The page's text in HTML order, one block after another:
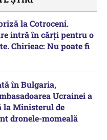
la Cotroceni.
intră în cărți pentru o
Chirieac: Nu poate fi
în Bulgaria,
Ucrainei a
la Ministerul de
dronele-momeală